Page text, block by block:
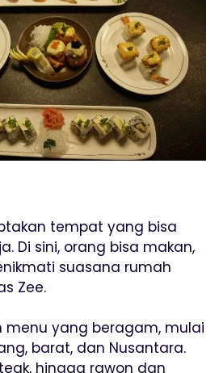
tempat yang bisa
Di sini, orang bisa makan,
suasana rumah
Zee.
menu yang beragam, mulai
barat, dan Nusantara.
hingga rawon dan